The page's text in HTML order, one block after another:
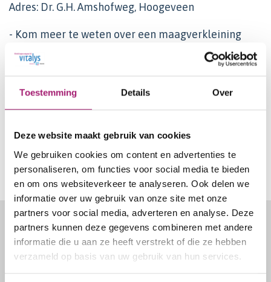
Toestemming Details Over
Deze website maakt gebruik van cookies
We gebruiken cookies om content en advertenties te
personaliseren, om functies voor social media te bieden
en om ons websiteverkeer te analyseren. Ook delen we
informatie over uw gebruik van onze site met onze
partners voor social media, adverteren en analyse. Deze
partners kunnen deze gegevens combineren met andere
informatie die u aan ze heeft verstrekt of die ze hebben
verzameld op basis van uw gebruik van hun services.
Adres: Dr. G.H. Amshofweg, Hoogeveen
- Kom meer te weten over een maagverkleining
- Leer hoe je etiketten leest en waar je op kan
letten
diëtist, psycholoog en een ervaringsdeskundige
We ontvangen je graag met koffie en thee en laat je
verrassen....
Footer
Snel naar